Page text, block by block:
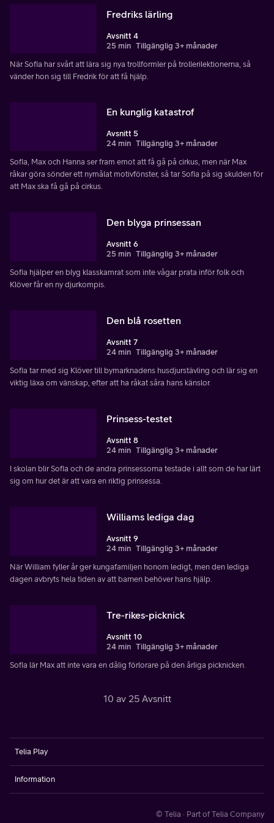
Fredriks lärling
Avsnitt 4
25 min Tillgänglig 3+ månader
När Sofia har svårt att lära sig nya trollformler på trollerilektionerna, så
vänder hon sig till Fredrik för att få hjälp.
En kunglig katastrof
Avsnitt 5
24 min Tillgänglig 3+ månader
Sofia, Max och Hanna ser fram emot att få gå på cirkus, men när Max
råkar göra sönder ett nymålat motivfönster, så tar Sofia på sig skulden för
att Max ska få gå på cirkus.
Den blyga prinsessan
Avsnitt 6
25 min Tillgänglig 3+ månader
Sofia hjälper en blyg klasskamrat som inte vågar prata inför folk och
Klöver får en ny djurkompis.
Den blå rosetten
Avsnitt 7
24 min Tillgänglig 3+ månader
Sofia tar med sig Klöver till bymarknadens husdjurstävling och lär sig en
viktig läxa om vänskap, efter att ha råkat såra hans känslor.
Prinsess-testet
Avsnitt 8
24 min Tillgänglig 3+ månader
I skolan blir Sofia och de andra prinsessorna testade i allt som de har lärt
sig om hur det är att vara en riktig prinsessa.
Williams lediga dag
Avsnitt 9
24 min Tillgänglig 3+ månader
När William fyller år ger kungafamiljen honom ledigt, men den lediga
dagen avbryts hela tiden av att barnen behöver hans hjälp.
Tre-rikes-picknick
Avsnitt 10
24 min Tillgänglig 3+ månader
Sofia lär Max att inte vara en dålig förlorare på den årliga picknicken.
10 av 25 Avsnitt
Telia Play
Information
© Telia · Part of Telia Company